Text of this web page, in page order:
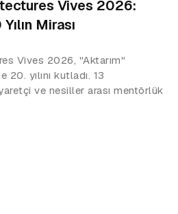
Vives 2026:
Mirası
Vives 2026, "Aktarım"
yılını kutladı. 13
ve nesiller arası mentörlük